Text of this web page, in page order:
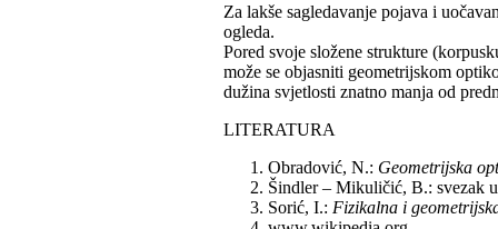
Za lakše sagledavanje pojava i
ogleda.
Pored svoje složene strukture
može se objasniti geometrijskom
dužina svjetlosti znatno manja od
LITERATURA
Obradović, N.: Geometrijska
Šindler – Mikuličić, B.: svezak
Sorić, I.: Fizikalna i